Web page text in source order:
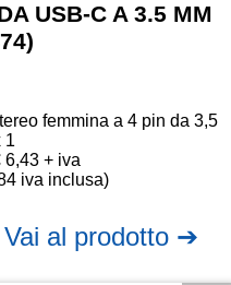
USB-C A 3.5 MM
femmina a 4 pin da 3,5
1
6,43 + iva
iva inclusa)
Vai al prodotto ➔